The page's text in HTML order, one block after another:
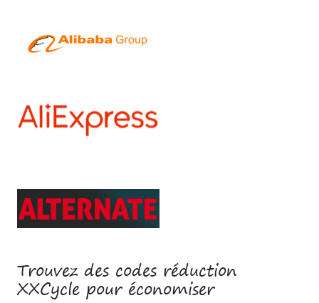
Trouvez des codes réduction
XXCycle pour économiser